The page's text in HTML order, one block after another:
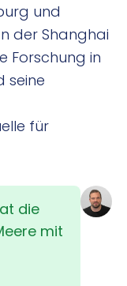
und
der Shanghai
Forschung in
seine
für
die
mit